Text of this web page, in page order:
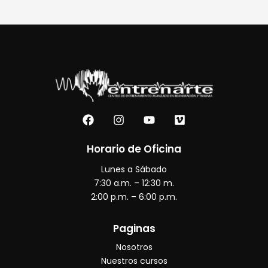
F
a
e
o
k
I
n
t
g
r
a
Y
o
t
b
e
V
i
e
Horario de Oficina
Lunes a Sábado
7:30 a.m. – 12:30 m.
2:00 p.m. – 6:00 p.m.
Paginas
Nosotros
Nuestros cursos